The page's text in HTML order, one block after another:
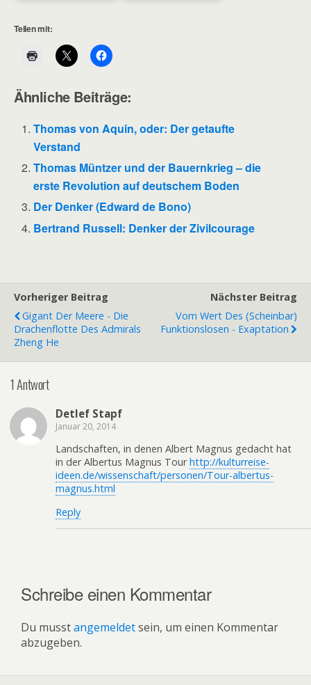
Teilen mit:
Ähnliche Beiträge:
Thomas von Aquin, oder: Der getaufte
Verstand
Thomas Müntzer und der Bauernkrieg – die
erste Revolution auf deutschem Boden
Der Denker (Edward de Bono)
Bertrand Russell: Denker der Zivilcourage
Vorheriger Beitrag
Gigant Der Meere - Die
Drachenflotte Des Admirals
Zheng He
Nächster Beitrag
Vom Wert Des (scheinbar)
Funktionslosen - Exaptation
1 Antwort
Detlef Stapf
Januar 20, 2014
Landschaften, in denen Albert Magnus gedacht hat
in der Albertus Magnus Tourhttp://kulturreise-
ideen.de/wissenschaft/personen/Tour-albertus-
magnus.html
Reply
Schreibe einen Kommentar
Du musstangemeldetsein, um einen Kommentar
abzugeben.